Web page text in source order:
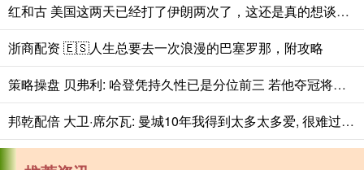
红和古 美国这两天已经打了伊朗两次了，这还是真的想谈吗？伊朗现在越是不想破坏
浙商配资 🇪🇸人生总要去一次浪漫的巴塞罗那，附攻略
策略操盘 贝弗利: 哈登凭持久性已是分位前三 若他夺冠将彻底终结这个话题
邦乾配倍 大卫·席尔瓦: 曼城10年我得到太多太多爱, 很难过没能好好告别